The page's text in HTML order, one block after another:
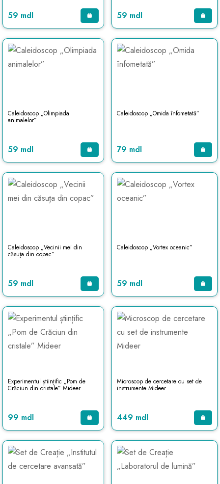
59 mdl 59 mdl
Caleidoscop „Olimpiada
animalelor”
59 mdl
Caleidoscop „Omida înfometată”
79 mdl
Caleidoscop „Vecinii mei din
căsuța din copac”
59 mdl
Caleidoscop „Vortex oceanic”
59 mdl
Experimentul științific „Pom de
Crăciun din cristale” Mideer
99 mdl
Microscop de cercetare cu set de
instrumente Mideer
449 mdl